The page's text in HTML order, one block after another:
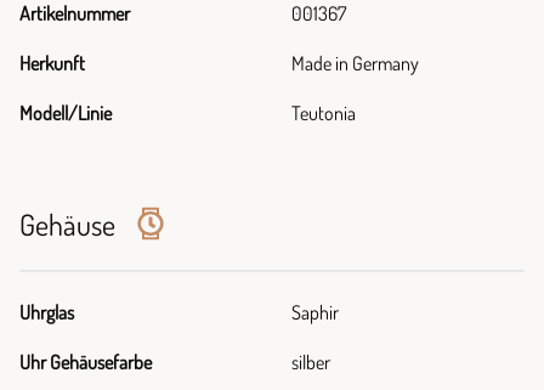
Artikelnummer 001367
Herkunft Made in Germany
Modell/Linie Teutonia
Gehäuse
Uhrglas Saphir
Uhr Gehäusefarbe silber